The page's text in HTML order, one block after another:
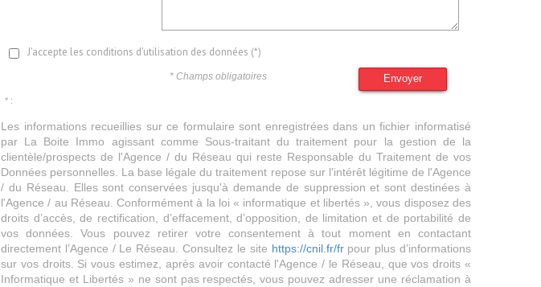
J'accepte les conditions d'utilisation des données (*)
Envoyer
* Champs obligatoires
* :
Les informations recueillies sur ce formulaire sont enregistrées dans un fichier informatisé
par La Boite Immo agissant comme Sous-traitant du traitement pour la gestion de la
clientèle/prospects de l'Agence / du Réseau qui reste Responsable du Traitement de vos
Données personnelles. La base légale du traitement repose sur l'intérêt légitime de l'Agence
/ du Réseau. Elles sont conservées jusqu'à demande de suppression et sont destinées à
l'Agence / au Réseau. Conformément à la loi « informatique et libertés », vous disposez des
droits d’accès, de rectification, d’effacement, d’opposition, de limitation et de portabilité de
vos données. Vous pouvez retirer votre consentement à tout moment en contactant
directement l’Agence / Le Réseau. Consultez le site https://cnil.fr/frpour plus d’informations
sur vos droits. Si vous estimez, après avoir contacté l'Agence / le Réseau, que vos droits «
Informatique et Libertés » ne sont pas respectés, vous pouvez adresser une réclamation à